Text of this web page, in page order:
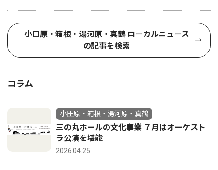
小田原・箱根・湯河原・真鶴 ローカルニュース
の記事を検索
コラム
小田原・箱根・湯河原・真鶴
三の丸ホールの文化事業 ７月はオーケスト
ラ公演を堪能
2026.04.25